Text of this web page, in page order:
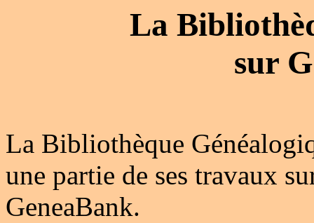
La
sur
La Bibliothèque
une partie de ses travaux
GeneaBank.